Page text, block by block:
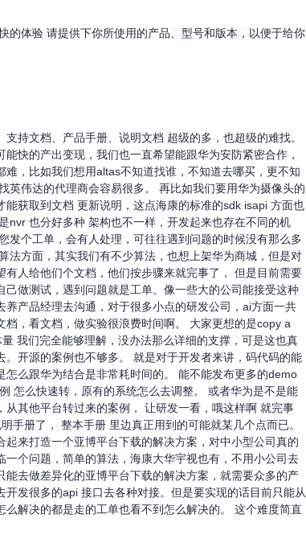
的体验 请提供下你所使用的产品、型号和版本，以便于给你
持文档、产品手册、说明文档 超级的多，也超级的难找。
快的产出变现，我们也一直希望能跟华为安防紧密合作，
难，比如我们想用altas不知道找谁，不知道去哪买，更不知
英伟达的代理商会容易很多。 再比如我们要用华为摄像头的
能获取到文档 更新说明，这点海康的标准的sdk isapi 方面也
nvr 也分好多种 架构也不一样，开发起来也存在不同的机
发个工单，会有人处理，可往往遇到问题的时候没有那么多
法方面，其实我们有不少算法，也想上架华为商城，但是对
有人给他们个文档，他们按步骤来就完事了， 但是目前需要
己做测试，遇到问题就是工单。像一些大的公司能接受这种
养产品经理去沟通，对于很多小点的研发公司，ai方面一共
档，看文档，做实验很浪费时间啊。 大家更想的是copy a
我们完全能够理解，没办法那么详细的支撑，可是这也真
。开源的案例也不够多。 就是对于开发者来讲，码代码的能
怎么跟华为结合是非常耗时间的。 能不能发布更多的demo
怎么快速转，原有的系统怎么去调整。 或者华为是不是能
从其他平台转过来的案例， 让研发一看，哦这样啊 就完事
手册了， 整本手册 里边真正用到的可能就某几个点而已。
起来打造一个亚博平台下载的解决方案，对中小型公司真的
一个问题，简单的算法，海康大华宇视也有，不用小公司去
能去做差异化的亚博平台下载的解决方案，就需要众多的产
开发很多的api 接口去各种对接。但是要实现的话目前只能从
么解决的都是走的工单也看不到怎么解决的。 这个难度简直